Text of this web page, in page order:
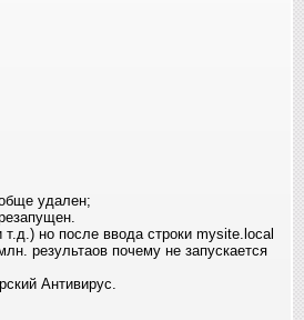
удален;
т.д.) но после ввода строки mysite.local
результаов почему не запускается
Антивирус.